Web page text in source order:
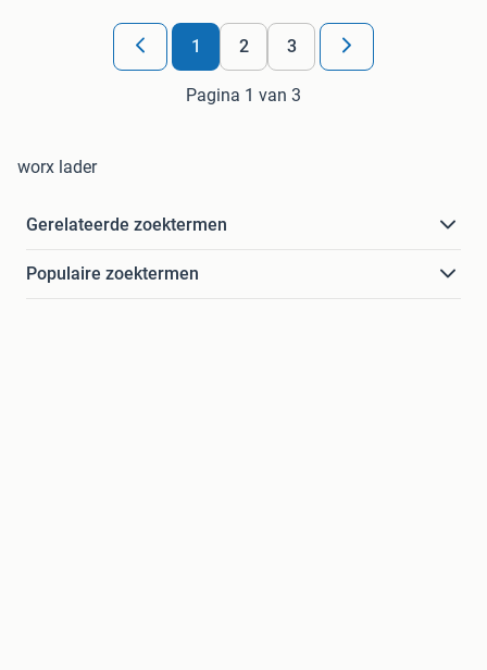
1 2 3
Pagina 1 van 3
worx lader
Gerelateerde zoektermen
Populaire zoektermen